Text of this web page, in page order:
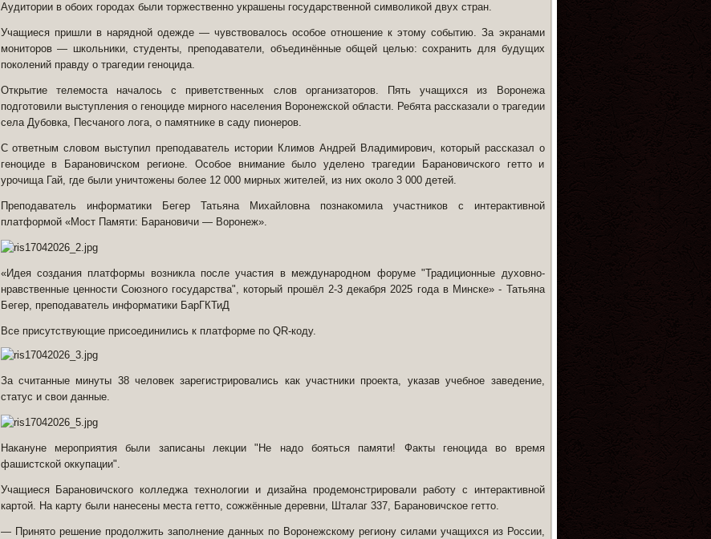
Аудитории в обоих городах были торжественно украшены государственной символикой двух стран.
Учащиеся пришли в нарядной одежде — чувствовалось особое отношение к этому событию. За экранами
мониторов — школьники, студенты, преподаватели, объединённые общей целью: сохранить для будущих
поколений правду о трагедии геноцида.
Открытие телемоста началось с приветственных слов организаторов. Пять учащихся из Воронежа
подготовили выступления о геноциде мирного населения Воронежской области. Ребята рассказали о трагедии
села Дубовка, Песчаного лога, о памятнике в саду пионеров.
С ответным словом выступил преподаватель истории Климов Андрей Владимирович, который рассказал о
геноциде в Барановичском регионе. Особое внимание было уделено трагедии Барановичского гетто и
урочища Гай, где были уничтожены более 12 000 мирных жителей, из них около 3 000 детей.
Преподаватель информатики Бегер Татьяна Михайловна познакомила участников с интерактивной
платформой «Мост Памяти: Барановичи — Воронеж».
«Идея создания платформы возникла после участия в международном форуме "Традиционные духовно-
нравственные ценности Союзного государства", который прошёл 2-3 декабря 2025 года в Минске» - Татьяна
Бегер, преподаватель информатики БарГКТиД
Все присутствующие присоединились к платформе по QR-коду.
За считанные минуты 38 человек зарегистрировались как участники проекта, указав учебное заведение,
статус и свои данные.
Накануне мероприятия были записаны лекции "Не надо бояться памяти! Факты геноцида во время
фашистской оккупации".
Учащиеся Барановичского колледжа технологии и дизайна продемонстрировали работу с интерактивной
картой. На карту были нанесены места гетто, сожжённые деревни, Шталаг 337, Барановичское гетто.
— Принято решение продолжить заполнение данных по Воронежскому региону силами учащихся из России,